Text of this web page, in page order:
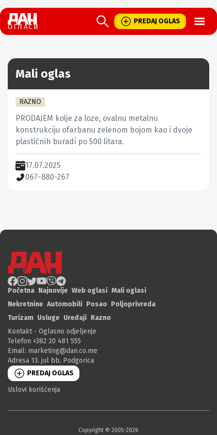
ОГЛАСИ
PREDAJ OGLAS
Mali oglas
RAZNO
PRODAJEM kolje za loze, ovalnu metalnu
konstrukciju ofarbanu zelenom bojom kao i dvoje
plastičnih buradi po 500 litara.
17.07.2025
067-880-267
Početna Najnovije Web oglasi Mali oglasi
Nekretnine Automobili Posao Poljoprivreda
Turizam Usluge Uređaji Razno
Kontakt - Oglasno odjeljenje
Telefon +382 20 481 555
Email: marketing@dan.co.me
Adresa 13. jul bb, Podgorica
PREDAJ OGLAS
Uslovi korišćenja
Copyright © 2005-2026